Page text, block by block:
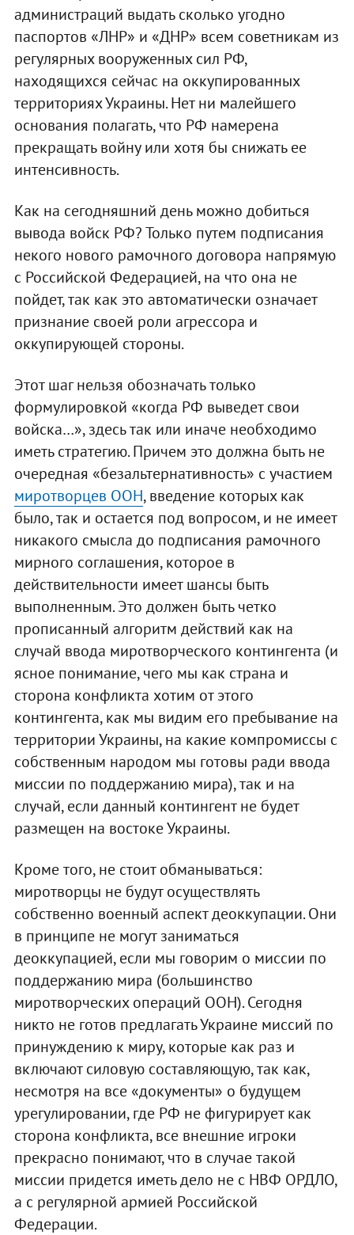
администраций выдать сколько угодно
паспортов «ЛНР» и «ДНР» всем советникам из
регулярных вооруженных сил РФ,
находящихся сейчас на оккупированных
территориях Украины. Нет ни малейшего
основания полагать, что РФ намерена
прекращать войну или хотя бы снижать ее
интенсивность.
Как на сегодняшний день можно добиться
вывода войск РФ? Только путем подписания
некого нового рамочного договора напрямую
с Российской Федерацией, на что она не
пойдет, так как это автоматически означает
признание своей роли агрессора и
оккупирующей стороны.
Этот шаг нельзя обозначать только
формулировкой «когда РФ выведет свои
войска…», здесь так или иначе необходимо
иметь стратегию. Причем это должна быть не
очередная «безальтернативность» с участием
миротворцев ООН, введение которых как
было, так и остается под вопросом, и не имеет
никакого смысла до подписания рамочного
мирного соглашения, которое в
действительности имеет шансы быть
выполненным. Это должен быть четко
прописанный алгоритм действий как на
случай ввода миротворческого контингента (и
ясное понимание, чего мы как страна и
сторона конфликта хотим от этого
контингента, как мы видим его пребывание на
территории Украины, на какие компромиссы с
собственным народом мы готовы ради ввода
миссии по поддержанию мира), так и на
случай, если данный контингент не будет
размещен на востоке Украины.
Кроме того, не стоит обманываться:
миротворцы не будут осуществлять
собственно военный аспект деоккупации. Они
в принципе не могут заниматься
деоккупацией, если мы говорим о миссии по
поддержанию мира (большинство
миротворческих операций ООН). Сегодня
никто не готов предлагать Украине миссий по
принуждению к миру, которые как раз и
включают силовую составляющую, так как,
несмотря на все «документы» о будущем
урегулировании, где РФ не фигурирует как
сторона конфликта, все внешние игроки
прекрасно понимают, что в случае такой
миссии придется иметь дело не с НВФ ОРДЛО,
а с регулярной армией Российской
Федерации.